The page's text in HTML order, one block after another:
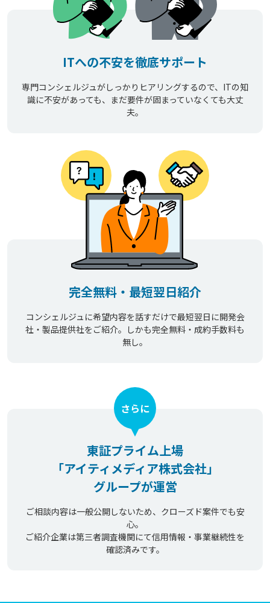
ITへの不安を徹底サポート
専門コンシェルジュがしっかりヒアリングするので、ITの知
識に不安があっても、まだ要件が固まっていなくても大丈
夫。
完全無料・最短翌日紹介
コンシェルジュに希望内容を話すだけで最短翌日に開発会
社・製品提供社をご紹介。しかも完全無料・成約手数料も
無し。
東証プライム上場
「アイティメディア株式会社」
グループが運営
さらに
ご相談内容は一般公開しないため、クローズド案件でも安
心。
ご紹介企業は第三者調査機関にて信用情報・事業継続性を
確認済みです。